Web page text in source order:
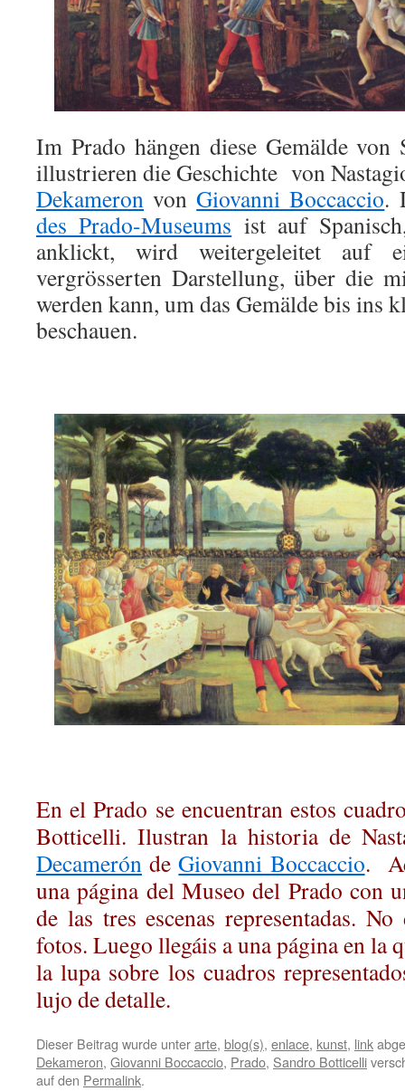
Im Prado hängen diese Gemälde
illustrieren die Geschichte von
Dekameron vonGiovanni Boccaccio.
des Prado-Museums ist auf
anklickt, wird weitergeleitet auf
vergrösserten Darstellung, über die
werden kann, um das Gemälde bis ins
beschauen.
En el Prado se encuentran estos
Botticelli. Ilustran la historia de
Decamerón deGiovanni Boccaccio.
una página del Museo del Prado con
de las tres escenas representadas.
fotos. Luego llegáis a una página en la
la lupa sobre los cuadros
lujo de detalle.
Dieser Beitrag wurde unterarte, blog(s), enlace, kunst, link
Dekameron, Giovanni Boccaccio, Prado, Sandro Botticelli
auf den Permalink.